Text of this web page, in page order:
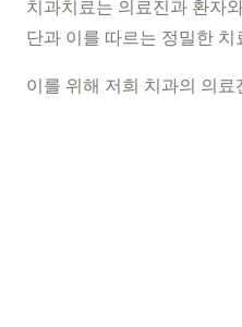
치과치료는 의료진과 환자
단과 이를 따르는 정밀한
이를 위해 저희 치과의 의